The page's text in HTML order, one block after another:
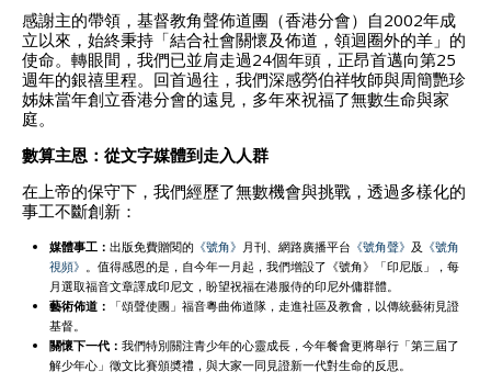
感謝主的帶領，基督教角聲佈道團（香港分會）自2002年成
立以來，始終秉持「結合社會關懷及佈道，領迴圈外的羊」的
使命。轉眼間，我們已並肩走過24個年頭，正昂首邁向第25
週年的銀禧里程。回首過往，我們深感勞伯祥牧師與周簡艷珍
姊妹當年創立香港分會的遠見，多年來祝福了無數生命與家
庭。
數算主恩：從文字媒體到走入人群
在上帝的保守下，我們經歷了無數機會與挑戰，透過多樣化的
事工不斷創新：
媒體事工： 出版免費贈閱的 《號角》 月刊、網路廣播平台 《號角聲》 及 《號角
視頻》 。值得感恩的是，自今年一月起，我們增設了《號角》「印尼版」，每
月選取福音文章譯成印尼文，盼望祝福在港服侍的印尼外傭群體。
藝術佈道：
「頌聲使團」福音粵曲佈道隊，走進社區及教會，以傳統藝術見證
基督。
關懷下一代： 我們特別關注青少年的心靈成長，今年餐會更將舉行「第三屆了
解少年心」徵文比賽頒奬禮，與大家一同見證新一代對生命的反思。